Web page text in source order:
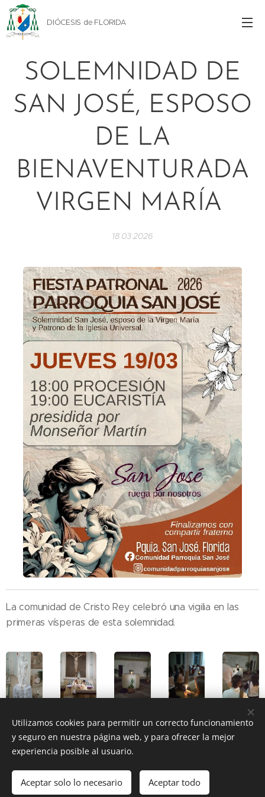
DIÓCESIS de FLORIDA
SOLEMNIDAD DE
SAN JOSÉ, ESPOSO
DE LA
BIENAVENTURADA
VIRGEN MARÍA
18.03.2026
La comunidad de Cristo Rey celebró una vigilia en las
primeras vísperas de esta solemnidad.
Share
Utilizamos cookies para permitir un correcto funcionamiento
y seguro en nuestra página web, y para ofrecer la mejor
experiencia posible al usuario.
Aceptar solo lo necesario Aceptar todo